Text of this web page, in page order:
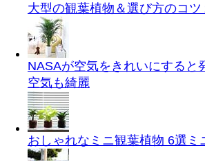
大型の観葉植物＆選び方のコツ
NASAが空気をきれいにすると
空気も綺麗
おしゃれなミニ観葉植物 6選 ミ